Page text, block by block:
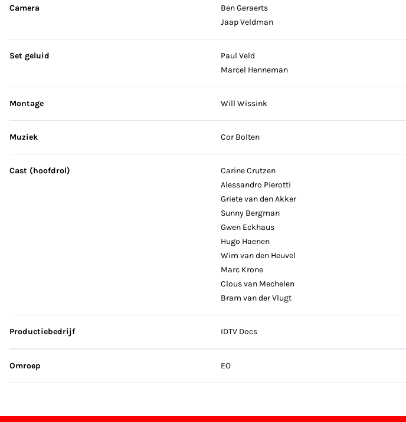
Camera
Ben Geraerts
Jaap Veldman
Set geluid
Paul Veld
Marcel Henneman
Montage Will Wissink
Muziek Cor Bolten
Cast (hoofdrol)
Carine Crutzen
Alessandro Pierotti
Griete van den Akker
Sunny Bergman
Gwen Eckhaus
Hugo Haenen
Wim van den Heuvel
Marc Krone
Clous van Mechelen
Bram van der Vlugt
Productiebedrijf IDTV Docs
Omroep EO